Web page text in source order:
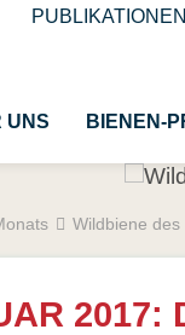
Navigation
PUBLIKATIONEN
UNS BIENEN-
Wildbiene
2017: